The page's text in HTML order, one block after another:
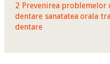
2 Prevenirea problemelor
dentare sanatatea orala
dentare